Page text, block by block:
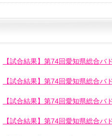
【試合結果】第74回愛知県総合バ
【試合結果】第74回愛知県総合バ
【試合結果】第74回愛知県総合バ
【試合結果】第74回愛知県総合バ